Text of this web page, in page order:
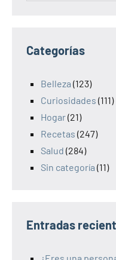
Categorías
Belleza (123)
Curiosidades (111)
Hogar(21)
Recetas (247)
Salud (284)
Sin categoría (11)
Entradas
¿Eres una